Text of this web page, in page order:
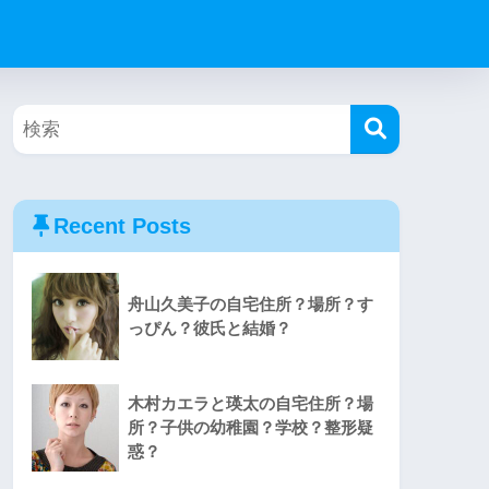
Recent Posts
舟山久美子の自宅住所？場所？す
っぴん？彼氏と結婚？
木村カエラと瑛太の自宅住所？場
所？子供の幼稚園？学校？整形疑
惑？